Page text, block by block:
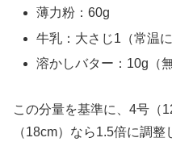
薄力粉：60g
牛乳：大さじ1（常温に
溶かしバター：10g（
この分量を基準に、4号（
（18cm）なら1.5倍に調整